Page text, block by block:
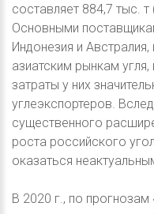
составляет 884,7 тыс.
Основными
Индонезия и
азиатским рынкам
затраты у них
углеэкспортеров.
существенного
роста российского
оказаться
В 2020 г., по прогнозам